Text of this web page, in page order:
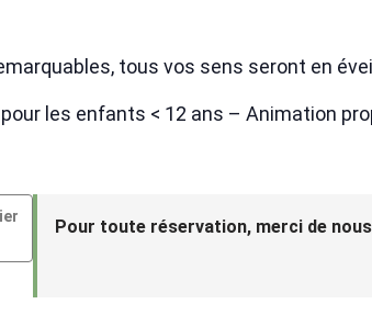
tous vos sens seront en
les enfants < 12 ans – Animation
Pour toute réservation, merci de